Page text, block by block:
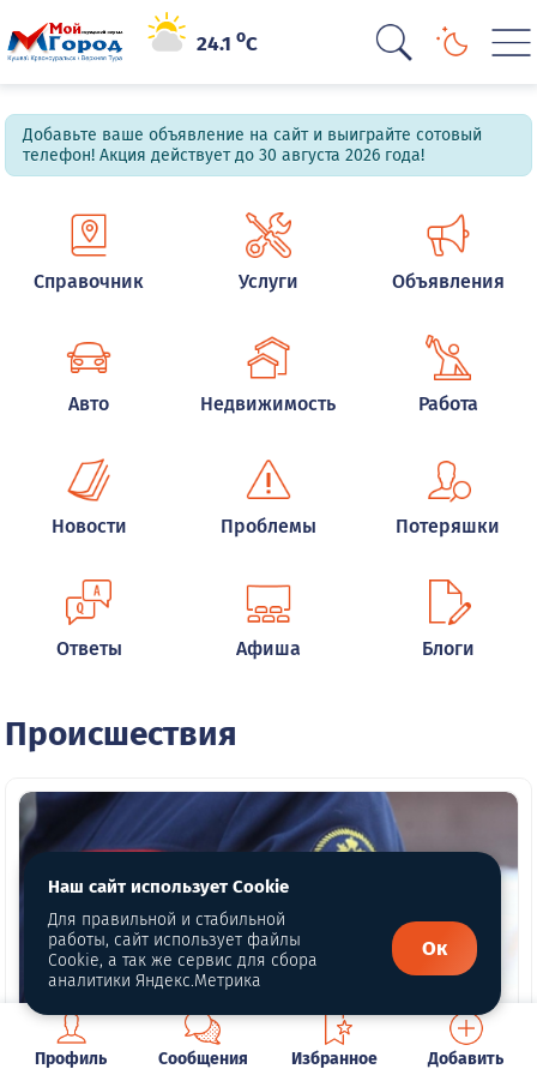
24.1oC
Добавьте ваше объявление на сайт и выиграйте сотовый
телефон! Акция действует до 30 августа 2026 года!
Справочник Услуги Объявления
Авто Недвижимость Работа
Новости Проблемы Потеряшки
Ответы Афиша Блоги
Происшествия
Профиль Сообщения Избранное Добавить
Наш сайт использует Cookie
Для правильной и стабильной
работы, сайт использует файлы
Cookie, а так же сервис для сбора
аналитики Яндекс.Метрика
Ок